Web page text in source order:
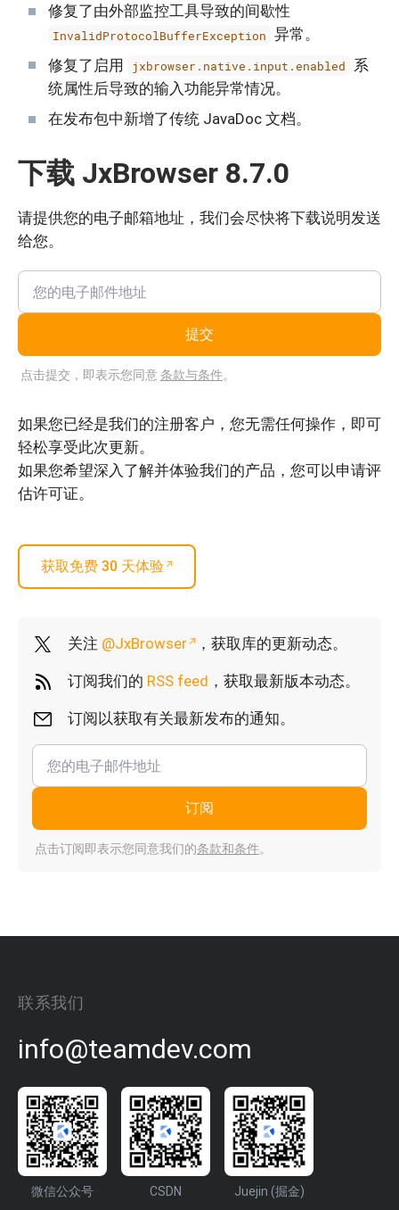
修复了由外部监控工具导致的间歇性
InvalidProtocolBufferException 异常。
修复了启用
jxbrowser.native.input.enabled
系
统属性后导致的输入功能异常情况。
在发布包中新增了传统 JavaDoc 文档。
下载 JxBrowser 8.7.0
请提供您的电子邮箱地址，我们会尽快将下载说明发送
给您。
提交
点击提交，即表示您同意 条款与条件。
如果您已经是我们的注册客户，您无需任何操作，即可
轻松享受此次更新。
如果您希望深入了解并体验我们的产品，您可以申请评
估许可证。
获取免费 30 天体验
关注 @JxBrowser
，获取库的更新动态。
订阅我们的 RSS feed ，获取最新版本动态。
订阅以获取有关最新发布的通知。
订阅
点击订阅即表示您同意我们的条款和条件。
联系我们
info@teamdev.com
微信公众号 CSDN Juejin (掘金)